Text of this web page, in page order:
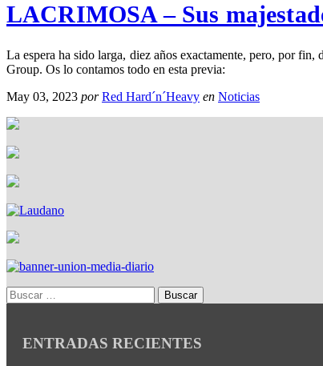
LACRIMOSA – Sus
La espera ha sido larga, diez años exactamente, pero, por
Group. Os lo contamos todo en esta previa:
May 03, 2023 por Red Hard´n´Heavy en Noticias
ENTRADAS RECIENTES